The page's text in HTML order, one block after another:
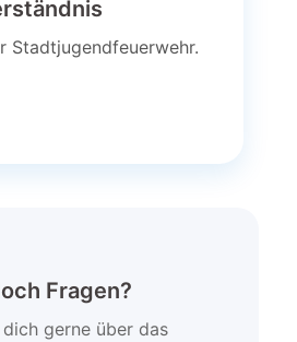
Stadtjugendfeuerwehr.
Fragen?
gerne über das